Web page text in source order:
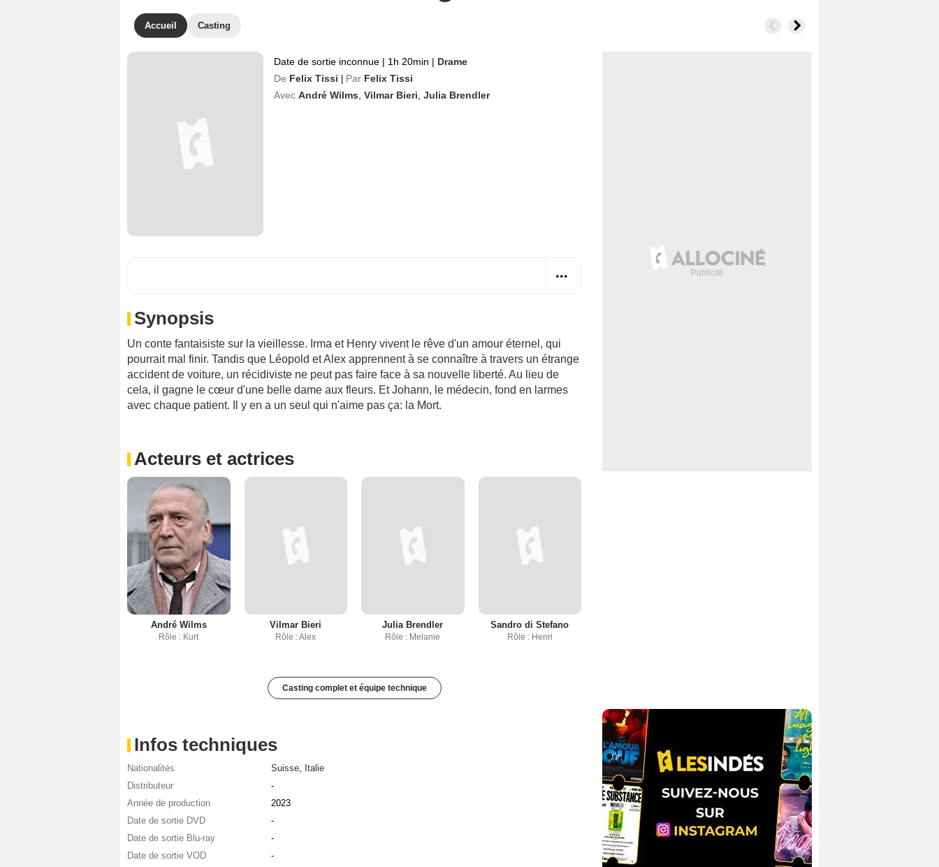
Accueil Casting
Date de sortie inconnue | 1h 20min | Drame
De Felix Tissi Par Felix Tissi
Avec André Wilms Vilmar Bieri Julia Brendler
Synopsis
Un conte fantaisiste sur la vieillesse. Irma et Henry vivent le rêve d'un amour éternel, qui
pourrait mal finir. Tandis que Léopold et Alex apprennent à se connaître à travers un étrange
accident de voiture, un récidiviste ne peut pas faire face à sa nouvelle liberté. Au lieu de
cela, il gagne le cœur d'une belle dame aux fleurs. Et Johann, le médecin, fond en larmes
avec chaque patient. Il y en a un seul qui n'aime pas ça: la Mort.
Acteurs et actrices
André Wilms
Rôle : Kurt
Vilmar Bieri
Rôle : Alex
Julia Brendler
Rôle : Melanie
Sandro di Stefano
Rôle : Henri
Casting complet et équipe technique
Infos techniques
Nationalités Suisse, Italie
Distributeur
-
Année de production
2023
Date de sortie DVD
-
Date de sortie Blu-ray
-
Date de sortie VOD
-